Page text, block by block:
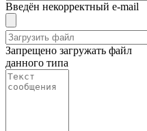
Введён некорректный e-mail
Запрещено загружать файл
данного типа